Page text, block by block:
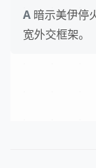
暗示美伊停
宽外交框架。